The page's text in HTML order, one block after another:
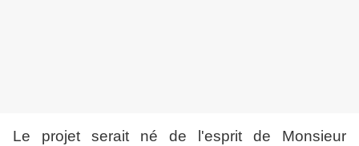
Le projet serait né de l'esprit de Monsieur